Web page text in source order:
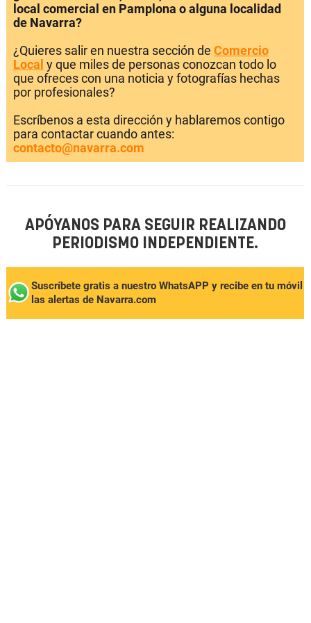
local comercial en Pamplona o alguna localidad
de Navarra?
¿Quieres salir en nuestra sección de Comercio
Local y que miles de personas conozcan todo lo
que ofreces con una noticia y fotografías hechas
por profesionales?
Escríbenos a esta dirección y hablaremos contigo
para contactar cuando antes:
contacto@navarra.com
APÓYANOS PARA SEGUIR REALIZANDO
PERIODISMO INDEPENDIENTE.
Suscríbete gratis a nuestro WhatsAPP y recibe en tu móvil
las alertas de Navarra.com